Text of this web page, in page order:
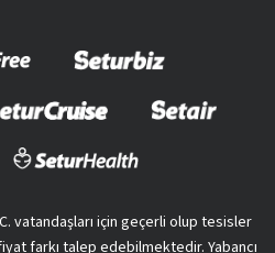
vatandaşları için geçerli olup tesisler
farkı talep edebilmektedir. Yabancı